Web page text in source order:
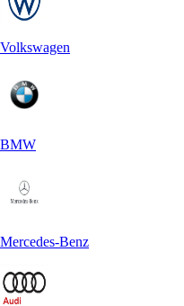
Volkswagen
BMW
Mercedes-Benz